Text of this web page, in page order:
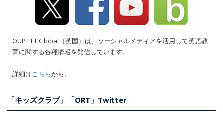
OUP ELT Global（英国）は、ソーシャルメディアを活用して英語教
育に関する各種情報を発信しています。
詳細はこちらから。
「キッズクラブ」「ORT」Twitter